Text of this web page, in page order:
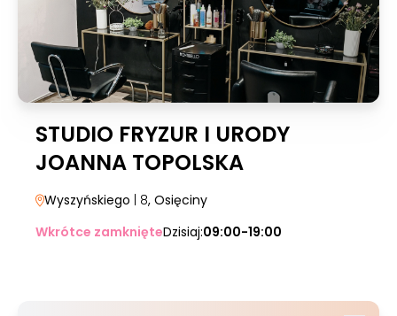
STUDIO FRYZUR I URODY
JOANNA TOPOLSKA
Wyszyńskiego | 8, Osięciny
Wkrótce zamknięteDzisiaj:09:00-19:00